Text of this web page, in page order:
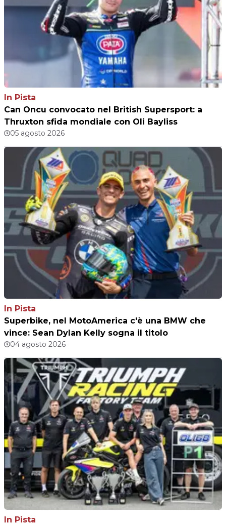
In Pista
Can Oncu convocato nel British Supersport: a
Thruxton sfida mondiale con Oli Bayliss
05 agosto 2026
In Pista
Superbike, nel MotoAmerica c'è una BMW che
vince: Sean Dylan Kelly sogna il titolo
04 agosto 2026
In Pista